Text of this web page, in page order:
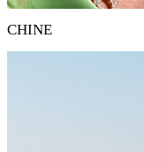
CHINE